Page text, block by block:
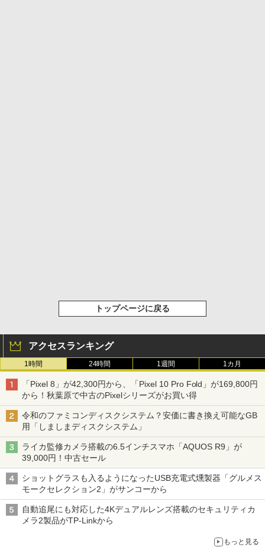
トップページに戻る
アクセスランキング
1時間 24時間 1週間 1カ月
「Pixel 8」が42,300円から、「Pixel 10 Pro Fold」が169,800円
から！秋葉原で中古のPixelシリーズがお買い得
令和のファミコンディスクシステム？安価に書き換え可能なGB
用「しましまディスクシステム」
ライカ監修カメラ搭載の6.5インチスマホ「AQUOS R9」が
39,000円！中古セール
ショットグラスも入るようになったUSB充電式燻製器「グルメス
モークセレクション2」がサンコーから
自動追尾にも対応した4Kデュアルレンズ搭載のセキュリティカ
メラ2製品がTP-Linkから
もっと見る